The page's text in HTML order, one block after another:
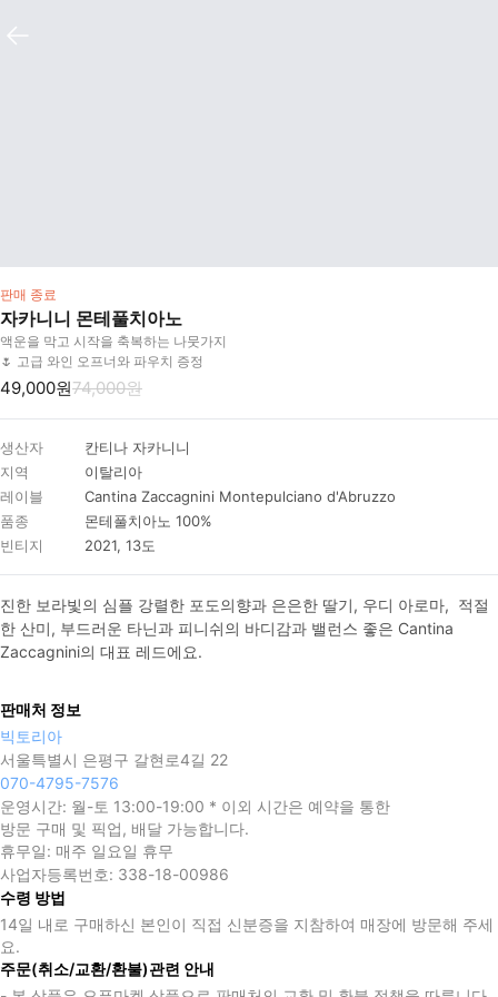
판매 종료
자카니니 몬테풀치아노
액운을 막고 시작을 축복하는 나뭇가지
🌷 고급 와인 오프너와 파우치 증정
49,000원74,000원
생산자
칸티나 자카니니
지역
이탈리아
레이블
Cantina Zaccagnini Montepulciano d'Abruzzo
품종
몬테풀치아노 100%
빈티지
2021, 13도
진한 보라빛의 심플 강렬한 포도의향과 은은한 딸기, 우디 아로마,  적절
한 산미, 부드러운 타닌과 피니쉬의 바디감과 밸런스 좋은 Cantina
Zaccagnini의 대표 레드에요.
판매처 정보
빅토리아
서울특별시 은평구 갈현로4길 22
070-4795-7576
운영시간: 월-토 13:00-19:00 * 이외 시간은 예약을 통한
방문 구매 및 픽업, 배달 가능합니다.
휴무일: 매주 일요일 휴무
사업자등록번호: 338-18-00986
수령 방법
14일 내로 구매하신 본인이 직접 신분증을 지참하여 매장에 방문해 주세
요.
주문(취소/교환/환불)관련 안내